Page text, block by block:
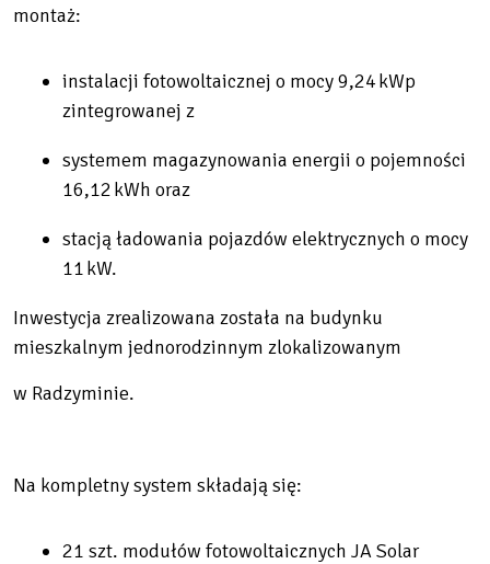
montaż:
instalacji fotowoltaicznej o mocy9,24 kWp
zintegrowanej z
systemem magazynowania energii o pojemności
16,12 kWh oraz
stacją ładowania pojazdów elektrycznych o mocy
11 kW.
Inwestycja zrealizowana została na budynku
mieszkalnym jednorodzinnym zlokalizowanym
w Radzyminie.
Na kompletny system składają się:
21 szt. modułów fotowoltaicznych JA Solar